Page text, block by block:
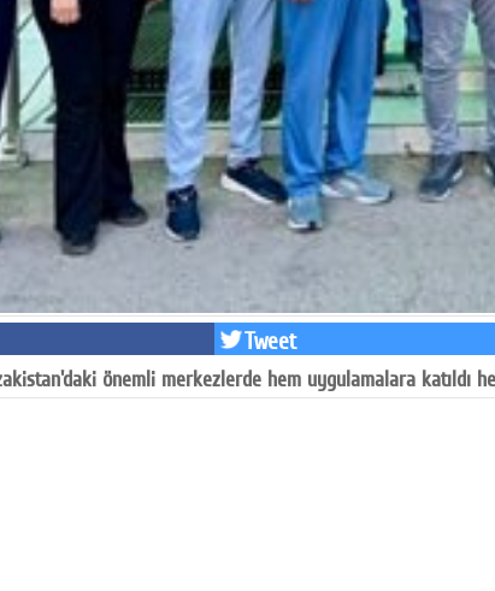
Tweet
önemli merkezlerde hem uygulamalara katıldı